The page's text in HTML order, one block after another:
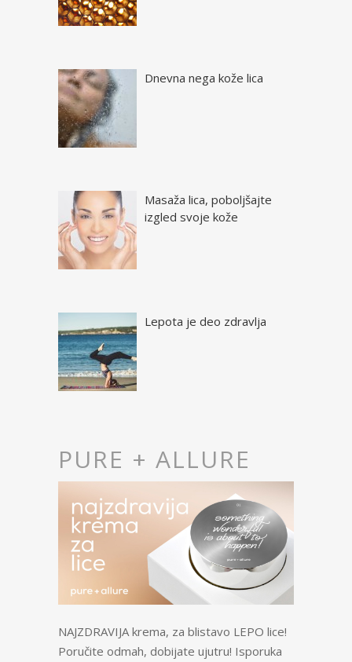
Dnevna nega kože lica
Masaža lica, poboljšajte
izgled svoje kože
Lepota je deo zdravlja
PURE + ALLURE
NAJZDRAVIJA krema, za blistavo LEPO lice!
Poručite odmah, dobijate ujutru! Isporuka